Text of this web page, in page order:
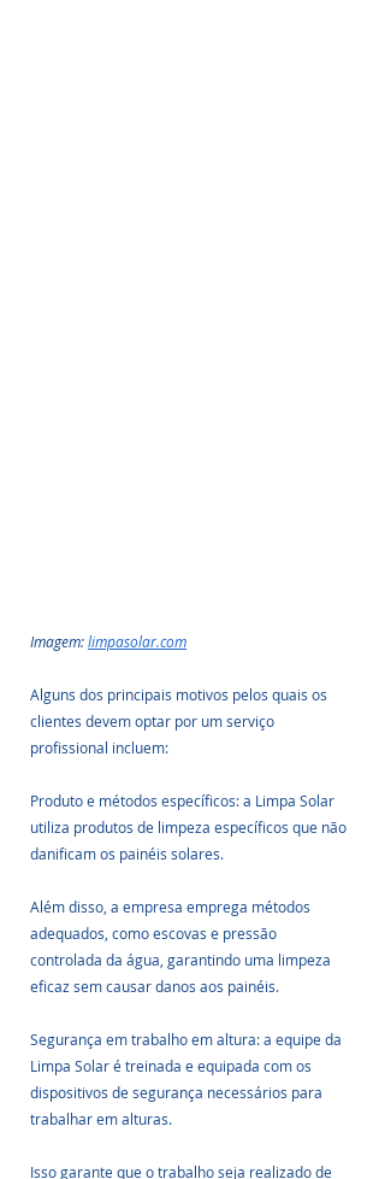
Imagem: limpasolar.com
Alguns dos principais motivos pelos quais os
clientes devem optar por um serviço
profissional incluem:
Produto e métodos específicos: a Limpa Solar
utiliza produtos de limpeza específicos que não
danificam os painéis solares.
Além disso, a empresa emprega métodos
adequados, como escovas e pressão
controlada da água, garantindo uma limpeza
eficaz sem causar danos aos painéis.
Segurança em trabalho em altura: a equipe da
Limpa Solar é treinada e equipada com os
dispositivos de segurança necessários para
trabalhar em alturas.
Isso garante que o trabalho seja realizado de